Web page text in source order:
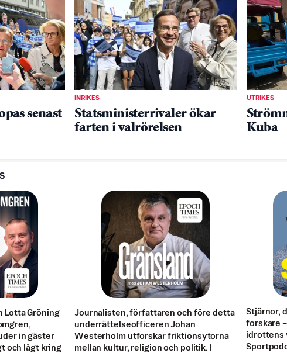
senast
INRIKES
Statsministerrivaler ökar
farten i valrörelsen
UTRIKES
Kuba
Lotta Gröning
in gäster
och lågt kring
Journalisten, författaren och före detta
underrättelseofficeren Johan
Westerholm utforskar friktionsytorna
mellan kultur, religion och politik. I
Stjärnor,
forskare
idrottens